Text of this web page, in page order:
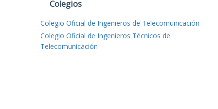
Colegios
Colegio Oficial de Ingenieros de Telecomunicación
Colegio Oficial de Ingenieros Técnicos de
Telecomunicación